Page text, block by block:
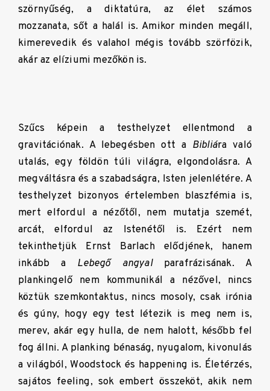
szörnyűség, a diktatúra, az élet számos
mozzanata, sőt a halál is. Amikor minden megáll,
kimerevedik és valahol mégis tovább szörfözik,
akár az elíziumi mezőkön is.
Szűcs képein a testhelyzet ellentmond a
gravitációnak. A lebegésben ott a Bibliára való
utalás, egy földön túli világra, elgondolásra. A
megváltásra és a szabadságra, Isten jelenlétére. A
testhelyzet bizonyos értelemben blaszfémia is,
mert elfordul a nézőtől, nem mutatja szemét,
arcát, elfordul az Istenétől is. Ezért nem
tekinthetjük Ernst Barlach elődjének, hanem
inkább a Lebegő angyalparafrázisának. A
plankingelő nem kommunikál a nézővel, nincs
köztük szemkontaktus, nincs mosoly, csak irónia
és gúny, hogy egy test létezik is meg nem is,
merev, akár egy hulla, de nem halott, később fel
fog állni. A planking bénaság, nyugalom, kivonulás
a világból, Woodstock és happening is. Életérzés,
sajátos feeling, sok embert összeköt, akik nem